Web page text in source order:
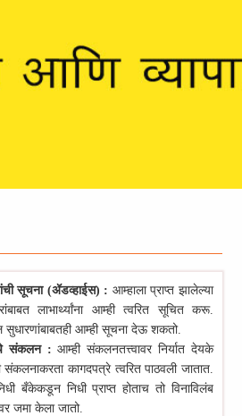
सूचना (ॲडव्हाईस) : आम्हाला प्राप्त झालेल्या
लाभार्थ्यांना आम्ही त्वरित सूचित करू.
सुधारणांबाबतही आम्ही सूचना देऊ शकतो.
संकलन : आम्ही संकलनतत्त्वावर निर्यात देयके
संकलनाकरता कागदपत्रे त्वरित पाठवली जातात.
बँकेकडून निधी प्राप्त होताच तो विनाविलंब
जमा केला जातो.